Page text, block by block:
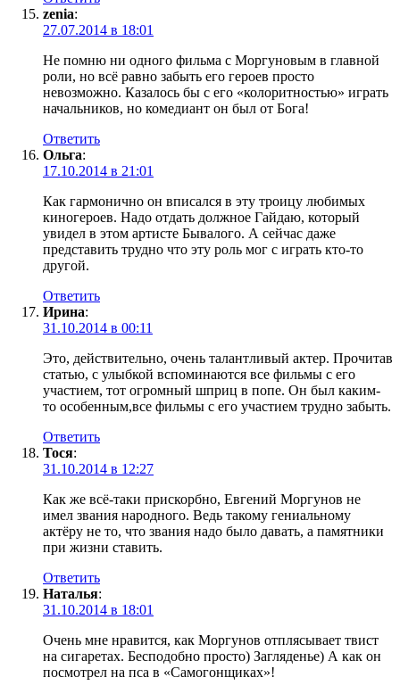
zenia:
27.07.2014 в 18:01
Не помню ни одного фильма с Моргуновым в главной
роли, но всё равно забыть его героев просто
невозможно. Казалось бы с его «колоритностью» играть
начальников, но комедиант он был от Бога!
Ответить
Ольга:
17.10.2014 в 21:01
Как гармонично он вписался в эту троицу любимых
киногероев. Надо отдать должное Гайдаю, который
увидел в этом артисте Бывалого. А сейчас даже
представить трудно что эту роль мог с играть кто-то
другой.
Ответить
Ирина:
31.10.2014 в 00:11
Это, действительно, очень талантливый актер. Прочитав
статью, с улыбкой вспоминаются все фильмы с его
участием, тот огромный шприц в попе. Он был каким-
то особенным,все фильмы с его участием трудно забыть.
Ответить
Тося:
31.10.2014 в 12:27
Как же всё-таки прискорбно, Евгений Моргунов не
имел звания народного. Ведь такому гениальному
актёру не то, что звания надо было давать, а памятники
при жизни ставить.
Ответить
Наталья:
31.10.2014 в 18:01
Очень мне нравится, как Моргунов отплясывает твист
на сигаретах. Бесподобно просто) Загляденье) А как он
посмотрел на пса в «Самогонщиках»!